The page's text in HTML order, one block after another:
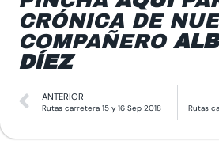
CRÓNICA DE
COMPAÑERO
DÍEZ
ANTERIOR
Rutas carretera 15 y 16 Sep 2018 Rutas